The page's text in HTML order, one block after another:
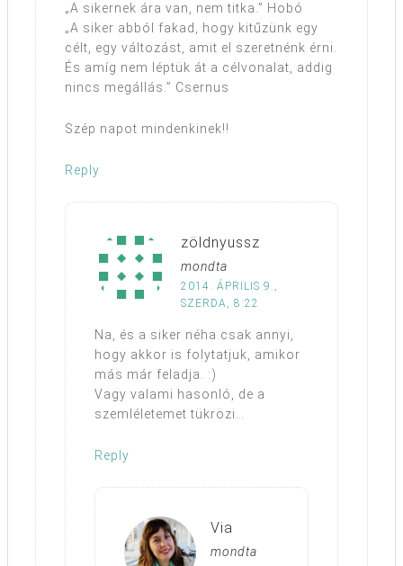
„A sikernek ára van, nem titka.” Hobó
„A siker abból fakad, hogy kitűzünk egy
célt, egy változást, amit el szeretnénk érni.
És amíg nem léptük át a célvonalat, addig
nincs megállás.” Csernus
Szép napot mindenkinek!!
Reply
zöldnyussz
mondta
2014. ÁPRILIS 9.,
SZERDA, 8:22
Na, és a siker néha csak annyi,
hogy akkor is folytatjuk, amikor
más már feladja. :)
Vagy valami hasonló, de a
szemléletemet tükrözi…
Reply
Via
mondta